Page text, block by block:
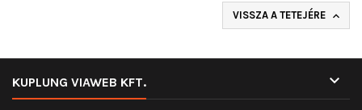
VISSZA A TETEJÉRE 
KUPLUNG VIAWEB KFT. 